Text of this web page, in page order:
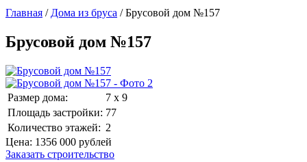
Главная / Дома из бруса /Брусовой дом №157
Брусовой дом №157
Размер дома:
7 х 9
Площадь застройки: 77
Количество этажей: 2
Цена: 1356 000 рублей
Заказать строительство